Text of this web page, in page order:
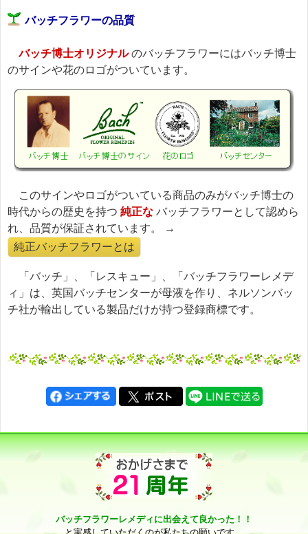
バッチフラワーの品質
バッチ博士オリジナルのバッチフラワーにはバッチ博士
のサインや花のロゴがついています。
このサインやロゴがついている商品のみがバッチ博士の
時代からの歴史を持つ 純正な バッチフラワーとして認めら
れ、品質が保証されています。 →
純正バッチフラワーとは
「バッチ」、「レスキュー」、「バッチフラワーレメデ
ィ」は、英国バッチセンターが母液を作り、ネルソンバッ
チ社が輸出している製品だけが持つ登録商標です。
バッチフラワーレメディに出会えて良かった！！